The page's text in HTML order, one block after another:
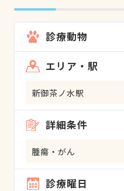
診療動物
エリア・駅
新御茶ノ水駅
詳細条件
腫瘍・がん
診療曜日